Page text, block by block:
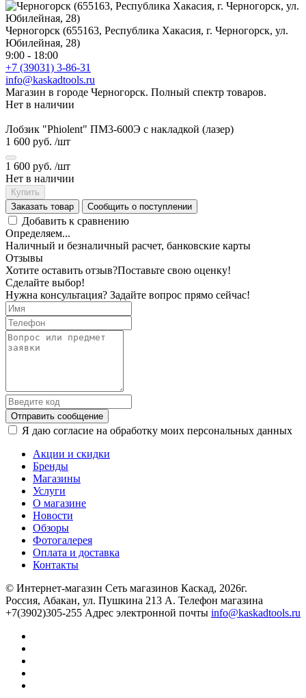
Черногорск (655163, Республика Хакасия, г. Черногорск, ул.
Юбилейная, 28)
9:00 - 18:00
+7 (39031) 3-86-31
info@kaskadtools.ru
Магазин в городе Черногорск. Полный спектр товаров.
Нет в наличии
Лобзик "Phiolent" ПМ3-600Э с накладкой (лазер)
1 600 руб. /шт
1 600 руб. /шт
Нет в наличии
Купить
Заказать товар
Сообщить о поступлении
Добавить к сравнению
Определяем...
Наличный и безналичный расчет, банковские карты
Отзывы
Хотите оставить отзыв?Поставьте свою оценку!
Сделайте выбор!
Нужна консультация? Задайте вопрос прямо сейчас!
Отправить сообщение
Я даю согласие на обработку моих персональных данных
Акции и скидки
Бренды
Магазины
Услуги
О магазине
Новости
Обзоры
Фотогалерея
Оплата и доставка
Контакты
© Интернет-магазин Сеть магазинов Каскад, 2026г.
Россия, Абакан, ул. Пушкина 213 А. Телефон магазина
+7(3902)305-255 Адрес электронной почты info@kaskadtools.ru